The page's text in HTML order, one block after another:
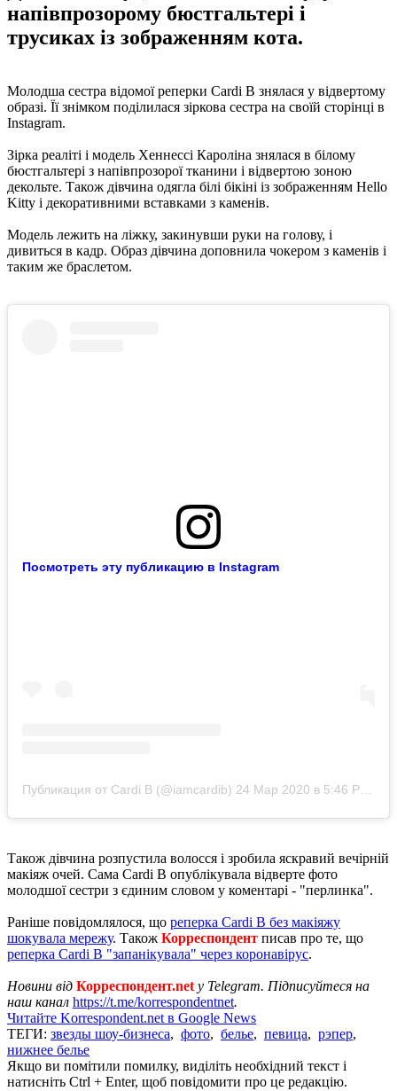
напівпрозорому бюстгальтері і
трусиках із зображенням кота.
Молодша сестра відомої реперки Cardi B знялася у відвертому
образі. Її знімком поділилася зіркова сестра на своїй сторінці в
Instagram.
Зірка реаліті і модель Хеннессі Кароліна знялася в білому
бюстгальтері з напівпрозорої тканини і відвертою зоною
декольте. Також дівчина одягла білі бікіні із зображенням Hello
Kitty і декоративними вставками з каменів.
Модель лежить на ліжку, закинувши руки на голову, і
дивиться в кадр. Образ дівчина доповнила чокером з каменів і
таким же браслетом.
Посмотреть эту публикацию в Instagram
Публикация от Cardi B (@iamcardib) 24 Мар 2020 в 5:46 PDT
Також дівчина розпустила волосся і зробила яскравий вечірній
макіяж очей. Сама Cardi B опублікувала відверте фото
молодшої сестри з єдиним словом у коментарі - "перлинка".
Раніше повідомлялося, що реперка Cardi B без макіяжу
шокувала мережу. Також Корреспондент писав про те, що
реперка Cardi В "запанікувала" через коронавірус.
Новини від Корреспондент.netу Telegram. Підписуйтеся на
наш канал https://t.me/korrespondentnet.
Читайте Korrespondent.net в Google News
ТЕГИ: звезды шоу-бизнеса, фото, белье, певица, рэпер,
нижнее белье
Якщо ви помітили помилку, виділіть необхідний текст і
натисніть Ctrl + Enter, щоб повідомити про це редакцію.